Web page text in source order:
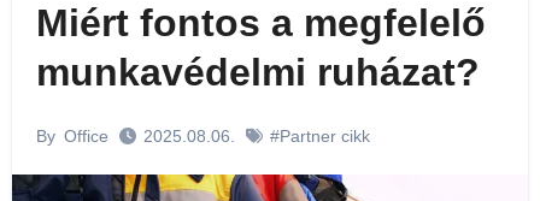
Miért fontos a megfelelő
munkavédelmi ruházat?
By Office 2025.08.06. #Partner cikk